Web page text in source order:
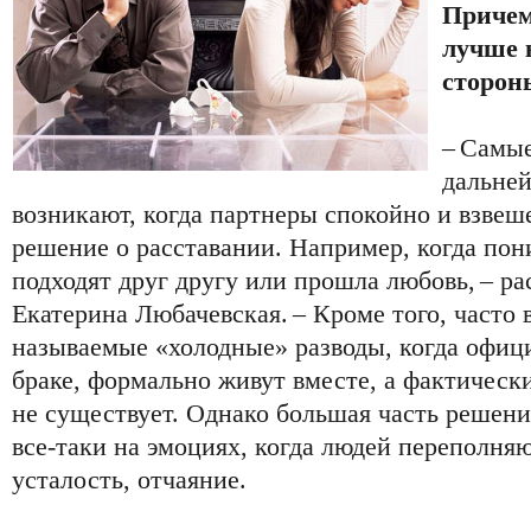
лучше
–
возникают, когда партнеры спокойно и
решение о расставании. Например, когда
подходят друг другу или прошла любовь, –
Екатерина Любачевская. – Кроме того, часто
называемые «холодные» разводы, когда
браке, формально живут вместе, а
не существует. Однако большая часть
все-таки на эмоциях, когда людей
усталость, отчаяние.